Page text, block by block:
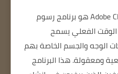
Adobe Character Animator 2024 هو برنامج رسوم
الوقت الفعلي يسمح
الوجه والجسم الخاصة بهم
ومعقولة.هذا البرنامج